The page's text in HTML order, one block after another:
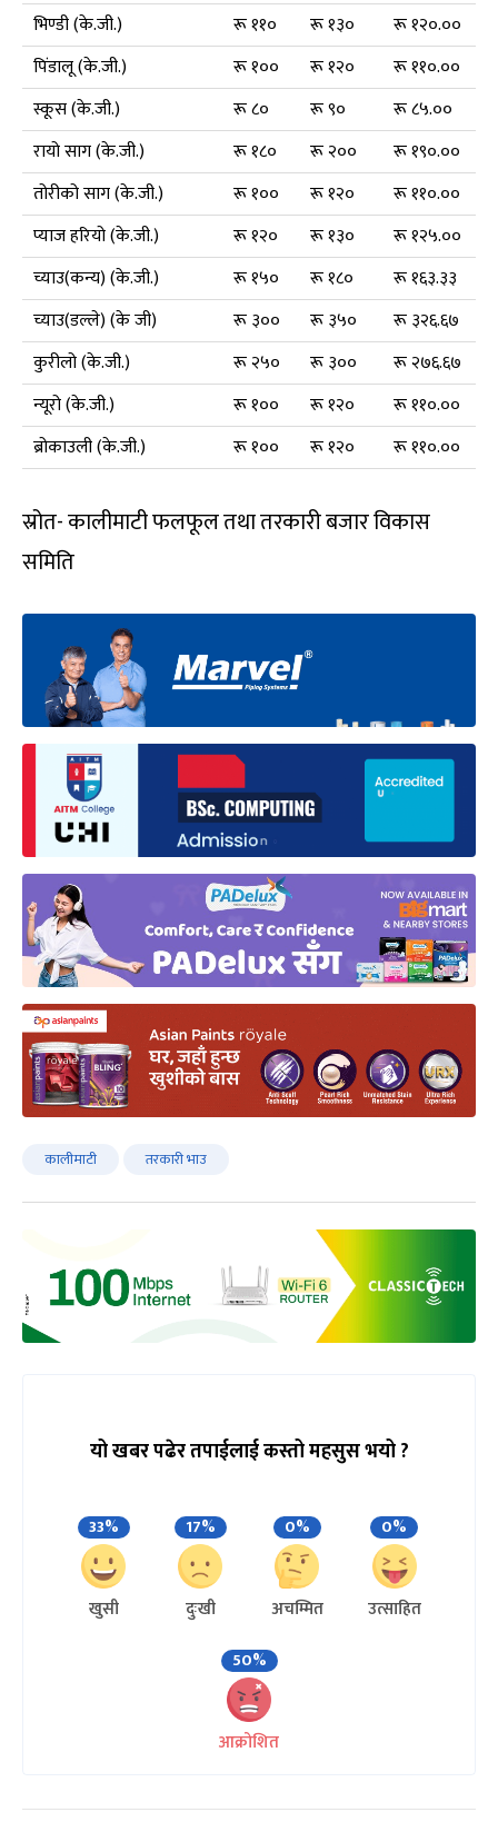
भिण्डी (के.जी.)
रू ११० रू १३०
रू १२०.००
पिंडालू (के.जी.)
रू १०० रू १२०
रू ११०.००
स्कूस (के.जी.)
रू ८० रू ९०
रू ८५.००
रायो साग (के.जी.)
रू १८० रू २००
रू १९०.००
तोरीको साग (के.जी.)
रू १०० रू १२०
रू ११०.००
प्याज हरियो (के.जी.)
रू १२० रू १३०
रू १२५.००
च्याउ(कन्य) (के.जी.)
रू १५० रू १८०
रू १६३.३३
च्याउ(डल्ले) (के जी)
रू ३०० रू ३५०
रू ३२६.६७
कुरीलो (के.जी.)
रू २५० रू ३००
रू २७६.६७
न्यूरो (के.जी.)
रू १०० रू १२०
रू ११०.००
ब्रोकाउली (के.जी.)
रू १०० रू १२० रू ११०.००
स्रोत- कालीमाटी फलफूल तथा तरकारी बजार विकास
समिति
कालीमाटी तरकारी भाउ
यो खबर पढेर तपाईलाई कस्तो महसुस भयो ?
33%
खुसी
17%
दुःखी
0%
अचम्मित
0%
उत्साहित
50%
आक्रोशित